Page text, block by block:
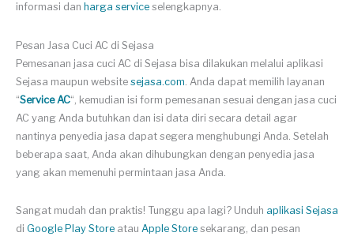
informasi dan harga service selengkapnya.
Pesan Jasa Cuci AC di Sejasa
Pemesanan jasa cuci AC di Sejasa bisa dilakukan melalui aplikasi
Sejasa maupun website sejasa.com . Anda dapat memilih layanan
“Service AC“, kemudian isi form pemesanan sesuai dengan jasa cuci
AC yang Anda butuhkan dan isi data diri secara detail agar
nantinya penyedia jasa dapat segera menghubungi Anda. Setelah
beberapa saat, Anda akan dihubungkan dengan penyedia jasa
yang akan memenuhi permintaan jasa Anda.
Sangat mudah dan praktis! Tunggu apa lagi? Unduh aplikasi Sejasa
di Google Play Store atau Apple Store sekarang, dan pesan